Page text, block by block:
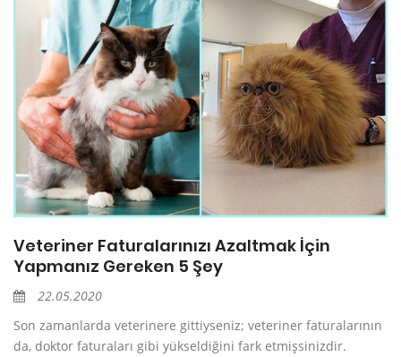
Veteriner Faturalarınızı Azaltmak İçin
Yapmanız Gereken 5 Şey
22.05.2020
Son zamanlarda veterinere gittiyseniz; veteriner faturalarının
da, doktor faturaları gibi yükseldiğini fark etmişsinizdir.